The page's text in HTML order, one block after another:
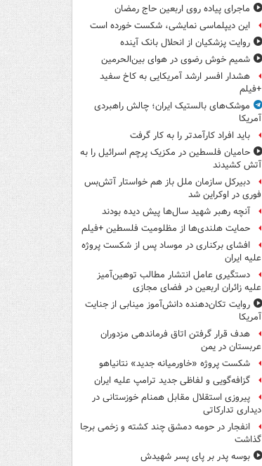
ماجرای پیاده روی اربعین حاج رمضان
این دیپلماسی نمایشی، شکست خورده است
روایت پزشکیان از انحلال بانک آینده
شمیم خوش رضوی در هوای بین‌الحرمین
هشدار افسر ارشد آمریکایی به کاخ سفید
+فیلم
موشک‌های بالستیک ایران؛ چالش راهبردی
آمریکا
باید افراد کارآمدتر را به کار گرفت
حامیان فلسطین در مکزیک پرچم اسرائیل را به
آتش کشیدند
دبیرکل سازمان ملل باز هم خواستار آتش‌بس
فوری در اوکراین شد
آنچه رهبر شهید سال‌ها پیش دیده بودند
حمایت هلندی‌ها از مظلومیت فلسطین +فیلم
افشای برکناری در موساد پس از شکست پروژه
علیه ایران
دستگیری عامل انتشار مطالب توهین‌آمیز
علیه زائران اربعین در فضای مجازی
روایت تکان‌دهنده دانش‌آموز مینابی از جنایت
آمریکا
هدف قرار گرفتن اتاق‌ فرماندهی مزدوران
عربستان در یمن
شکست پروژه «خاورمیانه جدید» نتانیاهو
گزافه‌گویی و لفاظی جدید ترامپ علیه ایران
پیروزی استقلال مقابل همنام خوزستانی در
دیداری تدارکاتی
انفجار در حومه دمشق چند کشته و زخمی برجا
گذاشت
بوسه‌ پدر بر پای پسر شهیدش